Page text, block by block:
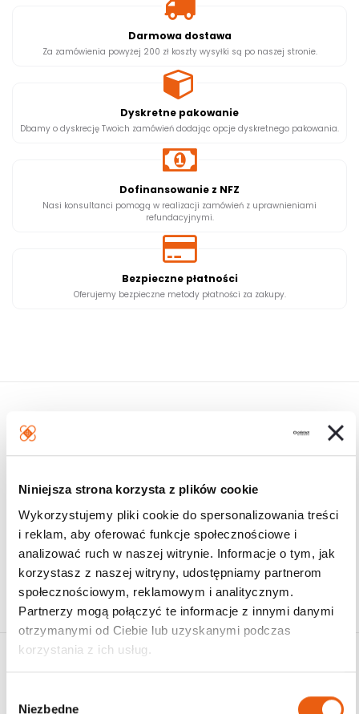
Niniejsza strona korzysta z plików cookie
Wykorzystujemy pliki cookie do spersonalizowania treści
i reklam, aby oferować funkcje społecznościowe i
analizować ruch w naszej witrynie. Informacje o tym, jak
korzystasz z naszej witryny, udostępniamy partnerom
społecznościowym, reklamowym i analitycznym.
Partnerzy mogą połączyć te informacje z innymi danymi
otrzymanymi od Ciebie lub uzyskanymi podczas
korzystania z ich usług.
Niezbędne
Darmowa dostawa
Za zamówienia powyżej 200 zł koszty wysyłki są po naszej stronie.
Dyskretne pakowanie
Dbamy o dyskrecję Twoich zamówień dodając opcje dyskretnego pakowania.
Dofinansowanie z NFZ
Nasi konsultanci pomogą w realizacji zamówień z uprawnieniami
refundacyjnymi.
Bezpieczne płatności
Oferujemy bezpieczne metody płatności za zakupy.
Polecane Marki